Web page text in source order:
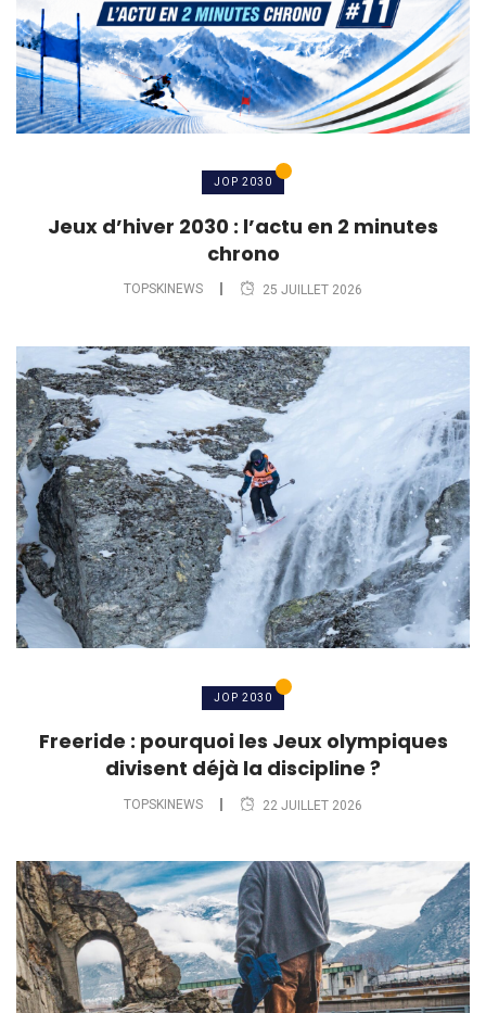
JOP 2030
Jeux d’hiver 2030 : l’actu en 2 minutes
chrono
TOPSKINEWS 25 JUILLET 2026
JOP 2030
Freeride : pourquoi les Jeux olympiques
divisent déjà la discipline ?
TOPSKINEWS 22 JUILLET 2026